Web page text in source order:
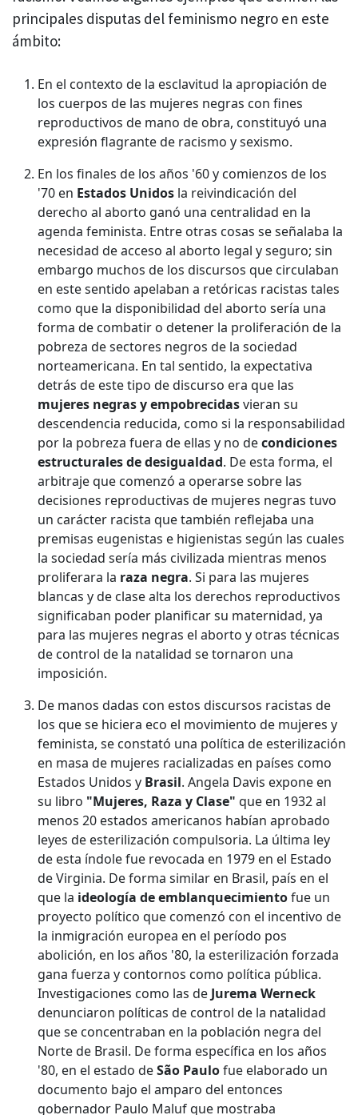
principales disputas del feminismo negro en este
ámbito:
En el contexto de la esclavitud la apropiación de
los cuerpos de las mujeres negras con fines
reproductivos de mano de obra, constituyó una
expresión flagrante de racismo y sexismo.
En los finales de los años '60 y comienzos de los
'70 en Estados Unidos la reivindicación del
derecho al aborto ganó una centralidad en la
agenda feminista. Entre otras cosas se señalaba la
necesidad de acceso al aborto legal y seguro; sin
embargo muchos de los discursos que circulaban
en este sentido apelaban a retóricas racistas tales
como que la disponibilidad del aborto sería una
forma de combatir o detener la proliferación de la
pobreza de sectores negros de la sociedad
norteamericana. En tal sentido, la expectativa
detrás de este tipo de discurso era que las
mujeres negras y empobrecidasvieran su
descendencia reducida, como si la responsabilidad
por la pobreza fuera de ellas y no decondiciones
estructurales de desigualdad. De esta forma, el
arbitraje que comenzó a operarse sobre las
decisiones reproductivas de mujeres negras tuvo
un carácter racista que también reflejaba una
premisas eugenistas e higienistas según las cuales
la sociedad sería más civilizada mientras menos
proliferara la raza negra. Si para las mujeres
blancas y de clase alta los derechos reproductivos
significaban poder planificar su maternidad, ya
para las mujeres negras el aborto y otras técnicas
de control de la natalidad se tornaron una
imposición.
De manos dadas con estos discursos racistas de
los que se hiciera eco el movimiento de mujeres y
feminista, se constató una política de esterilización
en masa de mujeres racializadas en países como
Estados Unidos y Brasil. Angela Davis expone en
su libro "Mujeres, Raza y Clase" que en 1932 al
menos 20 estados americanos habían aprobado
leyes de esterilización compulsoria. La última ley
de esta índole fue revocada en 1979 en el Estado
de Virginia. De forma similar en Brasil, país en el
que la ideología de emblanquecimientofue un
proyecto político que comenzó con el incentivo de
la inmigración europea en el período pos
abolición, en los años '80, la esterilización forzada
gana fuerza y contornos como política pública.
Investigaciones como las de Jurema Werneck
denunciaron políticas de control de la natalidad
que se concentraban en la población negra del
Norte de Brasil. De forma específica en los años
'80, en el estado deSão Paulofue elaborado un
documento bajo el amparo del entonces
gobernador Paulo Maluf que mostraba